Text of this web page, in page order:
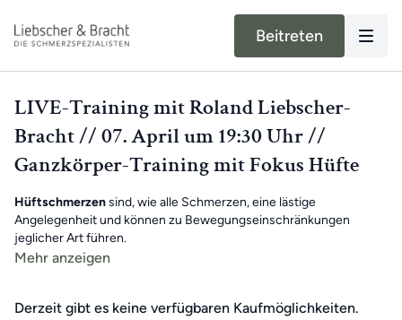
Beitreten
LIVE-Training mit Roland Liebscher-
Bracht // 07. April um 19:30 Uhr //
Ganzkörper-Training mit Fokus Hüfte
Hüftschmerzensind, wie alle Schmerzen, eine lästige
Angelegenheit und können zu Bewegungseinschränkungen
jeglicher Art führen.
vorzubeugen.
Mehr anzeigen
Derzeit gibt es keine verfügbaren Kaufmöglichkeiten.